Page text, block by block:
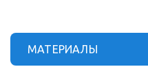
МАТЕРИАЛЫ